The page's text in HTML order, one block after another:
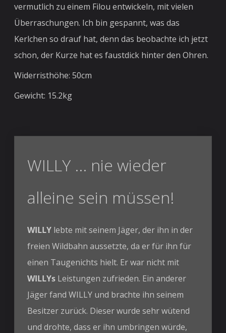
vermutlich zu einem Filou entwickeln, mit vielen
Überraschungen. Ich bin gespannt, was das
Kerlchen so drauf hat, denn das beobachte ich jetzt
schon, der Kurze hat es faustdick hinter den Ohren.
Widerristhöhe: 50cm
Gewicht: 15.2kg
WILLY ... nie wieder
alleine sein müssen!
WILLY lebte mit seinem Jäger, der ihn in der
freien Wildbahn aussetzte, da er für ihn für
einen Taugenichts hielt. Er war nicht mit
WILLYs Leistungen zufrieden. Ein anderer
Jäger fand WILLY und brachte ihn seinem
Besitzer zurück. Dieser wurde sehr wütend
und drohte, dass er ihn umbringen würde,